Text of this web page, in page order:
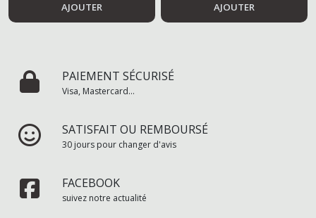
AJOUTER AJOUTER
PAIEMENT SÉCURISÉ
Visa, Mastercard...
SATISFAIT OU REMBOURSÉ
30 jours pour changer d'avis
FACEBOOK
suivez notre actualité